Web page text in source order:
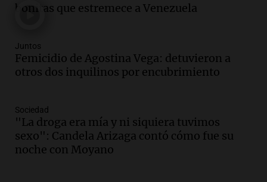
Audio.La justicia investiga una estafa
millonaria a través de una financiera en
Panorama Federal
Episodios
Audio.Cómo serán los desalojos exprés
ley de propiedad privada
Ahora país
Episodios
Audio. Se inaugura la décimo primera
bonitas que estremece a Venezuela
Juntos
Femicidio de Agostina Vega: detuvieron a
otros dos inquilinos por encubrimiento
Sociedad
"La droga era mía y ni siquiera tuvimos
sexo": Candela Arizaga contó cómo fue su
noche con Moyano